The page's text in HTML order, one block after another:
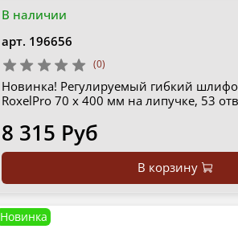
В наличии
арт. 196656
(0)
Новинка! Регулируемый гибкий
RoxelPro 70 х 400 мм на липучке, 53
8 315 Руб
В корзину
Новинка